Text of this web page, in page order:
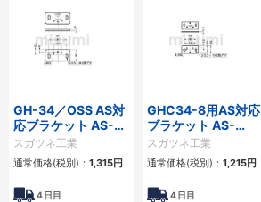
GH-34／OSS AS対
応ブラケット AS-
GH-34-0
スガツネ工業
通常価格(税別)： 1,315円
4日目
GHC34-8用AS対応
ブラケット AS-
GHC34-8CR
スガツネ工業
通常価格(税別)： 1,215円
4日目